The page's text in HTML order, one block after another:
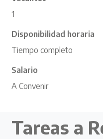
1
Disponibilidad horaria
Tiempo completo
Salario
A Convenir
Tareas a